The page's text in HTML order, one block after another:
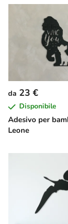
Adesivo per
Leone
da 23 €
Disponibile